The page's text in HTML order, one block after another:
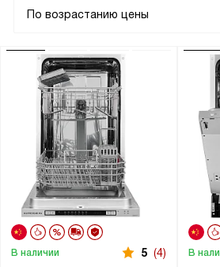
По возрастанию цены
В наличии 5 (4) В